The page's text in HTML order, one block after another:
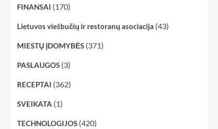
FINANSAI (170)
Lietuvos viešbučių ir restoranų asociacija (43)
MIESTŲ ĮDOMYBĖS (371)
PASLAUGOS (3)
RECEPTAI (362)
SVEIKATA (1)
TECHNOLOGIJOS (420)